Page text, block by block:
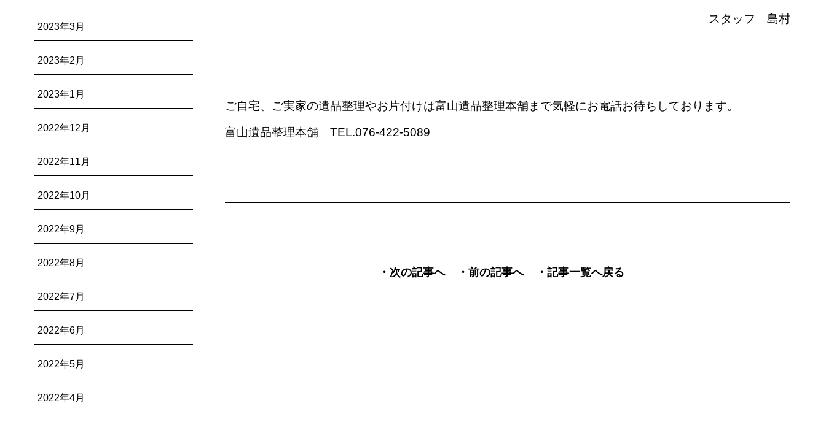
2023年3月
2023年2月
2023年1月
2022年12月
2022年11月
2022年10月
2022年9月
2022年8月
2022年7月
2022年6月
2022年5月
2022年4月
スタッフ 島村
ご自宅、ご実家の遺品整理やお片付けは富山遺品整理本舗まで気軽にお電話お待ちしております。
富山遺品整理本舗 TEL.076-422-5089
・次の記事へ ・前の記事へ ・記事一覧へ戻る